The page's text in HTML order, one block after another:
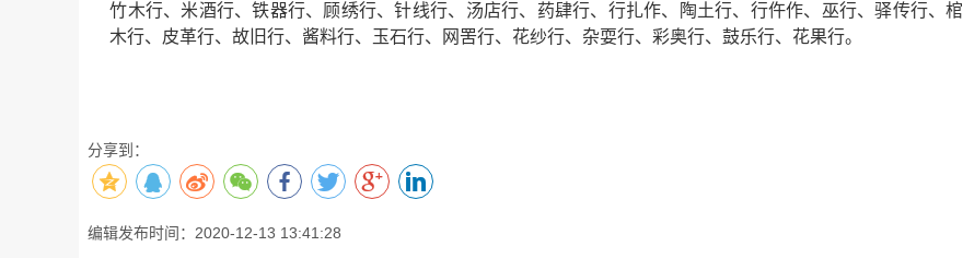
竹木行、米酒行、铁器行、顾绣行、针线行、汤店行、药肆行、行扎作、陶土行、行仵作、巫行、驿传行、棺
木行、皮革行、故旧行、酱料行、玉石行、网罟行、花纱行、杂耍行、彩奥行、鼓乐行、花果行。
分享到：
编辑发布时间：2020-12-13 13:41:28